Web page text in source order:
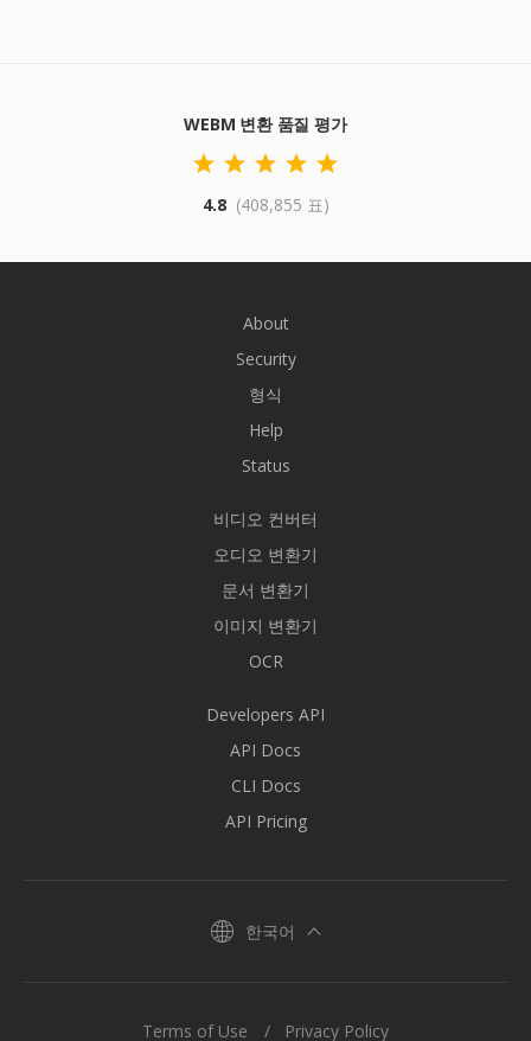
WEBM 변환 품질 평가
4.8 (408,855 표)
About
Security
형식
Help
Status
비디오 컨버터
오디오 변환기
문서 변환기
이미지 변환기
OCR
Developers API
API Docs
CLI Docs
API Pricing
한국어
Terms of Use Privacy Policy